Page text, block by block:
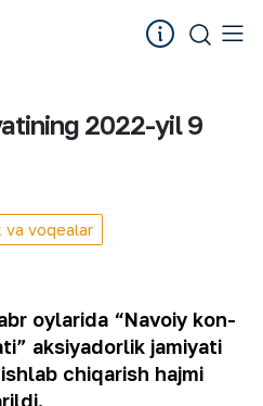
2022-yil 9
va voqealar
oylarida “Navoiy kon-
aksiyadorlik jamiyati
chiqarish hajmi